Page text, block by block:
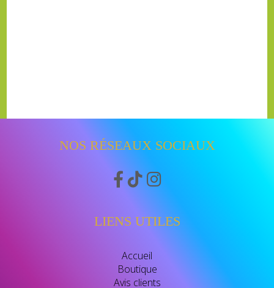
NOS RÉSEAUX SOCIAUX
  
LIENS UTILES
Accueil
Boutique
Avis clients